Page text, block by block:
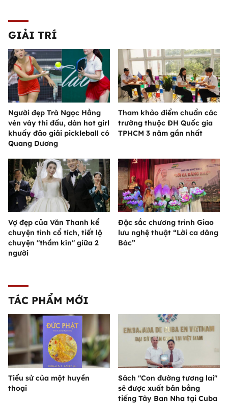
GIẢI TRÍ
Người đẹp Trà Ngọc Hằng
vén váy thi đấu, dàn hot girl
khuấy đảo giải pickleball có
Quang Dương
Tham khảo điểm chuẩn các
trường thuộc ĐH Quốc gia
TPHCM 3 năm gần nhất
Vợ đẹp của Văn Thanh kể
chuyện tình cổ tích, tiết lộ
chuyện "thầm kín" giữa 2
người
Đặc sắc chương trình Giao
lưu nghệ thuật “Lời ca dâng
Bác”
TÁC PHẨM MỚI
Tiểu sử của một huyền
thoại
Sách "Con đường tương lai"
sẽ được xuất bản bằng
tiếng Tây Ban Nha tại Cuba